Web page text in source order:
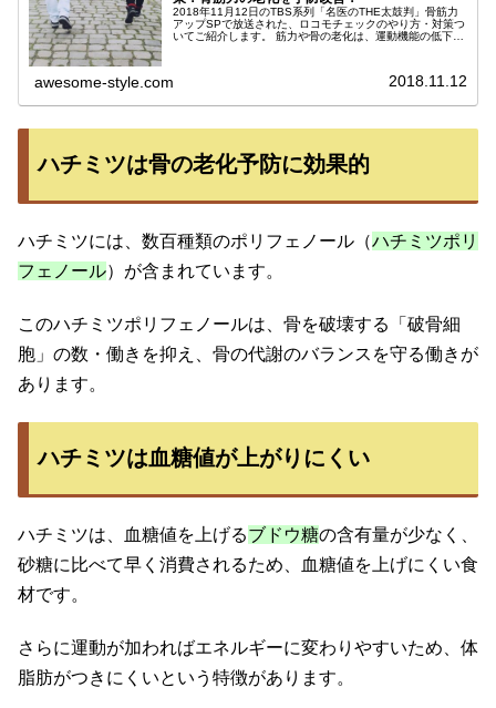
2018年11月12日のTBS系列「名医のTHE太鼓判」骨筋力
アップSPで放送された、ロコモチェックのやり方・対策つ
いてご紹介します。 筋力や骨の老化は、運動機能の低下や
awesome-style.com 2018.11.12
ハチミツは骨の老化予防に効果的
ハチミツには、数百種類のポリフェノール（ハチミツポリ
フェノール）が含まれています。
このハチミツポリフェノールは、骨を破壊する「破骨細
胞」の数・働きを抑え、骨の代謝のバランスを守る働きが
あります。
ハチミツは血糖値が上がりにくい
ハチミツは、血糖値を上げるブドウ糖の含有量が少なく、
砂糖に比べて早く消費されるため、血糖値を上げにくい食
材です。
さらに運動が加わればエネルギーに変わりやすいため、体
脂肪がつきにくいという特徴があります。